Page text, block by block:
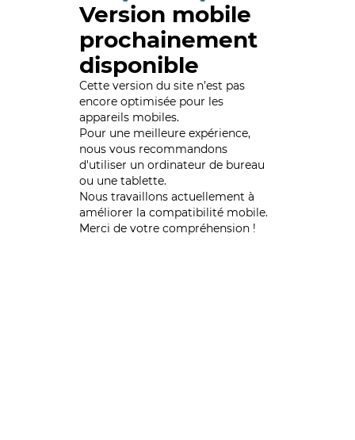
Version mobile
prochainement
disponible
Cette version du site n’est pas
encore optimisée pour les
appareils mobiles.
Pour une meilleure expérience,
nous vous recommandons
d'utiliser un ordinateur de bureau
ou une tablette.
Nous travaillons actuellement à
améliorer la compatibilité mobile.
Merci de votre compréhension !